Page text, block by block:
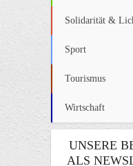
Solidarität &
Sport
Tourismus
Wirtschaft
UNSERE
ALS